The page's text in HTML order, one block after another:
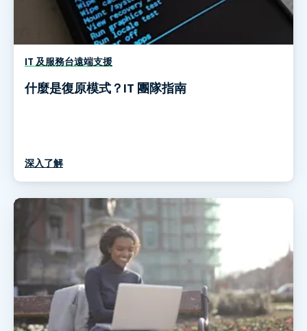
IT 及服務台遠端支援
什麼是復原模式？IT 團隊指南
深入了解